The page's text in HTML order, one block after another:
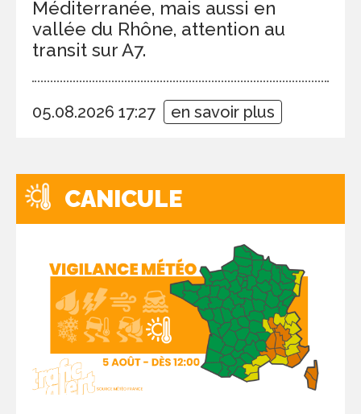
Méditerranée, mais aussi en
vallée du Rhône, attention au
transit sur A7.
05.08.2026 17:27 en savoir plus
CANICULE